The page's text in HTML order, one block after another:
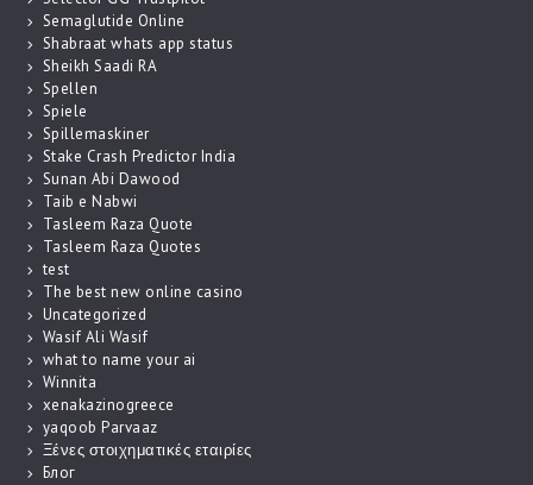
Semaglutide Online
Shabraat whats app status
Sheikh Saadi RA
Spellen
Spiele
Spillemaskiner
Stake Crash Predictor India
Sunan Abi Dawood
Taib e Nabwi
Tasleem Raza Quote
Tasleem Raza Quotes
test
The best new online casino
Uncategorized
Wasif Ali Wasif
what to name your ai
Winnita
xenakazinogreece
yaqoob Parvaaz
Ξένες στοιχηματικές εταιρίες
Блог